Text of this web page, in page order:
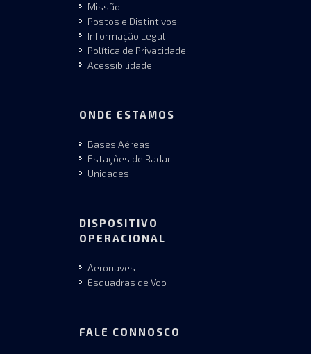
Missão
Postos e Distintivos
Informação Legal
Política de Privacidade
Acessibilidade
ONDE ESTAMOS
Bases Aéreas
Estações de Radar
Unidades
DISPOSITIVO
OPERACIONAL
Aeronaves
Esquadras de Voo
FALE CONNOSCO